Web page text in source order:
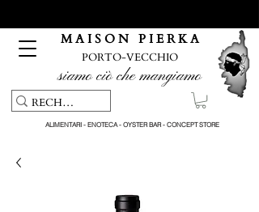
M A I S O N P I E R K A
PORTO-VECCHIO
siamo ciò che mangiamo
ALIMENTARI - ENOTECA - OYSTER BAR - CONCEPT STORE